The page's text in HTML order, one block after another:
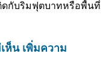
ดกับริมฟุตบาทหรือพื้นที่
ห็น เพิ่มความ